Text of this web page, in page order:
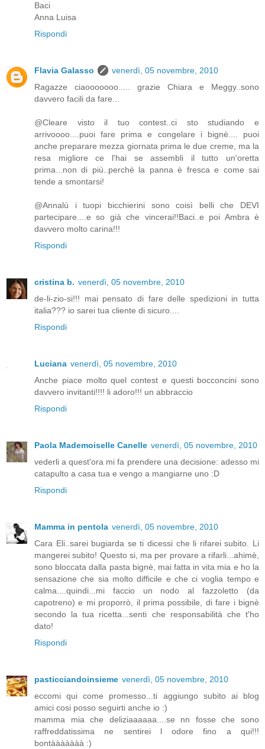
Baci
Anna Luisa
Rispondi
Flavia Galasso
venerdì, 05 novembre, 2010
Ragazze ciaooooooo..... grazie Chiara e Meggy..sono
davvero facili da fare...
@Cleare visto il tuo contest..ci sto studiando e
arrivoooo....puoi fare prima e congelare i bignè.... puoi
anche preparare mezza giornata prima le due creme, ma la
resa migliore ce l'hai se assembli il tutto un'oretta
prima...non di più..perchè la panna è fresca e come sai
tende a smontarsi!
@Annalù i tuopi bicchierini sono coisì belli che DEVI
partecipare....e so già che vincerai!!Baci..e poi Ambra è
davvero molto carina!!!
Rispondi
cristina b. venerdì, 05 novembre, 2010
de-li-zio-si!!! mai pensato di fare delle spedizioni in tutta
italia??? io sarei tua cliente di sicuro....
Rispondi
Luciana venerdì, 05 novembre, 2010
Anche piace molto quel contest e questi bocconcini sono
davvero invitanti!!!! li adoro!!! un abbraccio
Rispondi
Paola Mademoiselle Canelle venerdì, 05 novembre, 2010
vederli a quest'ora mi fa prendere una decisione: adesso mi
catapulto a casa tua e vengo a mangiarne uno :D
Rispondi
Mamma in pentola venerdì, 05 novembre, 2010
Cara Eli..sarei bugiarda se ti dicessi che li rifarei subito. Li
mangerei subito! Questo si, ma per provare a rifarli...ahimè,
sono bloccata dalla pasta bignè, mai fatta in vita mia e ho la
sensazione che sia molto difficile e che ci voglia tempo e
calma....quindi...mi faccio un nodo al fazzoletto (da
capotreno) e mi proporrò, il prima possibile, di fare i bignè
secondo la tua ricetta...senti che responsabilità che t'ho
dato!
Rispondi
pasticciandoinsieme venerdì, 05 novembre, 2010
eccomi qui come promesso...ti aggiungo subito ai blog
amici cosi posso seguirti anche io :)
mamma mia che deliziaaaaaa....se nn fosse che sono
raffreddatissima ne sentirei l odore fino a qui!!!
bontààààààà :)